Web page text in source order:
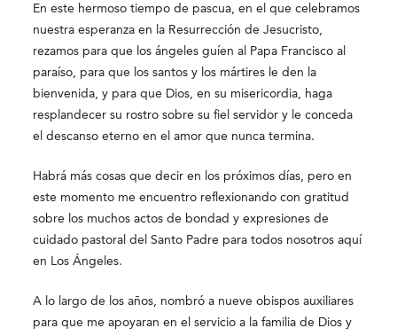
En este hermoso tiempo de pascua, en el que celebramos
nuestra esperanza en la Resurrección de Jesucristo,
rezamos para que los ángeles guíen al Papa Francisco al
paraíso, para que los santos y los mártires le den la
bienvenida, y para que Dios, en su misericordia, haga
resplandecer su rostro sobre su fiel servidor y le conceda
el descanso eterno en el amor que nunca termina.
Habrá más cosas que decir en los próximos días, pero en
este momento me encuentro reflexionando con gratitud
sobre los muchos actos de bondad y expresiones de
cuidado pastoral del Santo Padre para todos nosotros aquí
en Los Ángeles.
A lo largo de los años, nombró a nueve obispos auxiliares
para que me apoyaran en el servicio a la familia de Dios y